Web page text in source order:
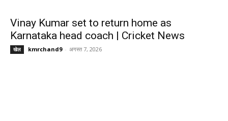
Vinay Kumar set to return home as
Karnataka head coach | Cricket News
खेल kmrchand9 - अगस्त 7, 2026